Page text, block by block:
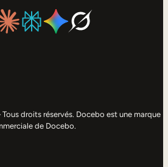
droits réservés. Docebo est une marque
de Docebo.